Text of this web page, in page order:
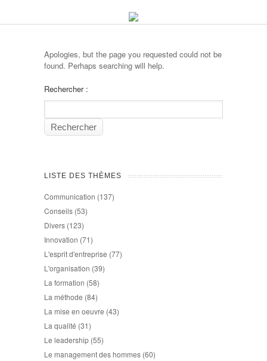
Apologies, but the page you requested could not be
found. Perhaps searching will help.
Rechercher :
LISTE DES THÈMES
Communication (137)
Conseils (53)
Divers (123)
Innovation (71)
L'esprit d'entreprise (77)
L'organisation (39)
La formation (58)
La méthode (84)
La mise en oeuvre (43)
La qualité (31)
Le leadership (55)
Le management des hommes (60)